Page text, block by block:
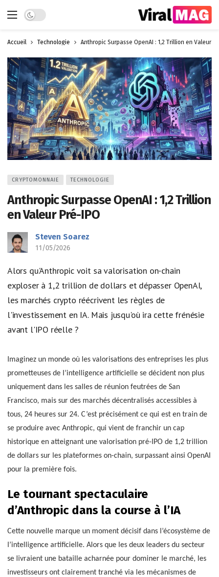
Dark mode
Accueil Technologie Anthropic Surpasse OpenAI : 1,2 Trillion en Valeur
CRYPTOMONNAIE TECHNOLOGIE
Anthropic Surpasse OpenAI : 1,2 Trillion
en Valeur Pré-IPO
Steven Soarez
11/05/2026
Alors qu'Anthropic voit sa valorisation on-chain
exploser à 1,2 trillion de dollars et dépasser OpenAI,
les marchés crypto réécrivent les règles de
l'investissement en IA. Mais jusqu'où ira cette frénésie
avant l'IPO réelle ?
Imaginez un monde où les valorisations des entreprises les plus
prometteuses de l’intelligence artificielle se décident non plus
uniquement dans les salles de réunion feutrées de San
Francisco, mais sur des marchés décentralisés accessibles à
tous, 24 heures sur 24. C’est précisément ce qui est en train de
se produire avec Anthropic, qui vient de franchir un cap
historique en atteignant une valorisation pré-IPO de 1,2 trillion
de dollars sur les plateformes on-chain, surpassant ainsi OpenAI
pour la première fois.
Le tournant spectaculaire
d’Anthropic dans la course à l’IA
Cette nouvelle marque un moment décisif dans l’écosystème de
l’intelligence artificielle. Alors que les deux leaders du secteur
se livraient une bataille acharnée pour dominer le marché, les
investisseurs ont clairement tranché via les mécanismes de